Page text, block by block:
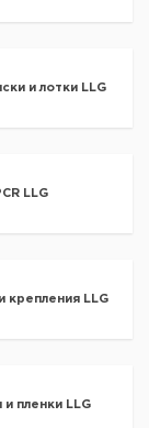
и лотки LLG
LLG
крепления LLG
и пленки LLG